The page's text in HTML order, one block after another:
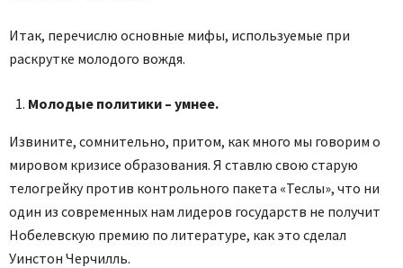
Итак, перечислю основные мифы, используемые при
раскрутке молодого вождя.
Молодые политики – умнее.
Извините, сомнительно, притом, как много мы говорим о
мировом кризисе образования. Я ставлю свою старую
телогрейку против контрольного пакета «Теслы», что ни
один из современных нам лидеров государств не получит
Нобелевскую премию по литературе, как это сделал
Уинстон Черчилль.